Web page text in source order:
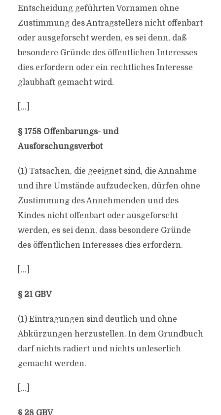
Entscheidung geführten Vornamen ohne
Zustimmung des Antragstellers nicht offenbart
oder ausgeforscht werden, es sei denn, daß
besondere Gründe des öffentlichen Interesses
dies erfordern oder ein rechtliches Interesse
glaubhaft gemacht wird.
[…]
§ 1758 Offenbarungs- und
Ausforschungsverbot
(1) Tatsachen, die geeignet sind, die Annahme
und ihre Umstände aufzudecken, dürfen ohne
Zustimmung des Annehmenden und des
Kindes nicht offenbart oder ausgeforscht
werden, es sei denn, dass besondere Gründe
des öffentlichen Interesses dies erfordern.
[…]
§ 21 GBV
(1) Eintragungen sind deutlich und ohne
Abkürzungen herzustellen. In dem Grundbuch
darf nichts radiert und nichts unleserlich
gemacht werden.
[…]
§ 28 GBV